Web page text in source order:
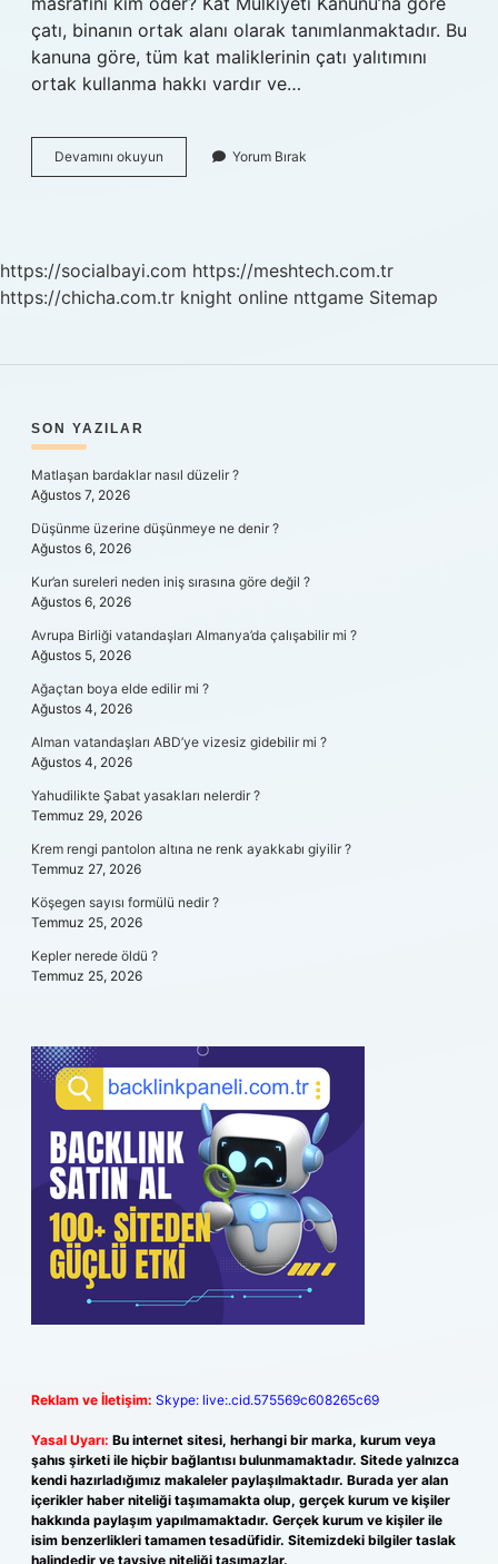
çatı, binanın ortak alanı olarak tanımlanmaktadır. Bu
kanuna göre, tüm kat maliklerinin çatı yalıtımını
ortak kullanma hakkı vardır ve…
Devamını okuyun Sitelerde
Çatı
Yorum Bırak
https://socialbayi.com https://meshtech.com.tr
https://chicha.com.tr knight online nttgame Sitemap
SIDEBAR
SON YAZILAR
Matlaşan bardaklar nasıl düzelir ?
Ağustos 7, 2026
Düşünme üzerine düşünmeye ne denir ?
Ağustos 6, 2026
Kur’an sureleri neden iniş sırasına göre değil ?
Ağustos 6, 2026
Avrupa Birliği vatandaşları Almanya’da çalışabilir mi ?
Ağustos 5, 2026
Ağaçtan boya elde edilir mi ?
Ağustos 4, 2026
Alman vatandaşları ABD’ye vizesiz gidebilir mi ?
Ağustos 4, 2026
Yahudilikte Şabat yasakları nelerdir ?
Temmuz 29, 2026
Krem rengi pantolon altına ne renk ayakkabı giyilir ?
Temmuz 27, 2026
Köşegen sayısı formülü nedir ?
Temmuz 25, 2026
Kepler nerede öldü ?
Temmuz 25, 2026
Reklam ve İletişim: Skype: live:.cid.575569c608265c69
Yasal Uyarı: Bu internet sitesi, herhangi bir marka, kurum veya
şahıs şirketi ile hiçbir bağlantısı bulunmamaktadır. Sitede yalnızca
kendi hazırladığımız makaleler paylaşılmaktadır. Burada yer alan
içerikler haber niteliği taşımamakta olup, gerçek kurum ve kişiler
hakkında paylaşım yapılmamaktadır. Gerçek kurum ve kişiler ile
isim benzerlikleri tamamen tesadüfidir. Sitemizdeki bilgiler taslak
halindedir ve tavsiye niteliği taşımazlar.